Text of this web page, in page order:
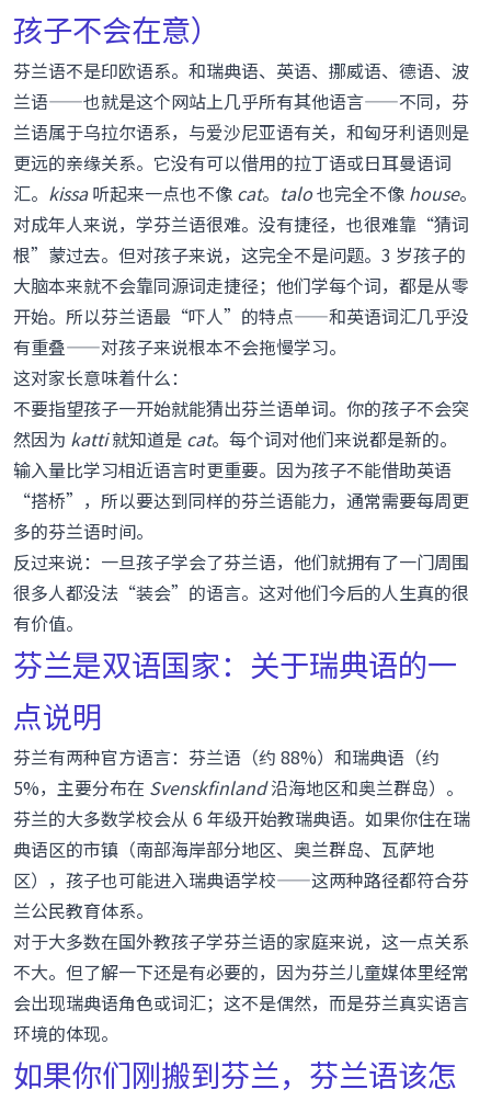
孩子不会在意）
芬兰语不是印欧语系。和瑞典语、英语、挪威语、德语、波
兰语——也就是这个网站上几乎所有其他语言——不同，芬
兰语属于乌拉尔语系，与爱沙尼亚语有关，和匈牙利语则是
更远的亲缘关系。它没有可以借用的拉丁语或日耳曼语词
汇。 kissa听起来一点也不像 cat。 talo也完全不像 house。
对成年人来说，学芬兰语很难。没有捷径，也很难靠“猜词
根”蒙过去。但对孩子来说，这完全不是问题。3 岁孩子的
大脑本来就不会靠同源词走捷径；他们学每个词，都是从零
开始。所以芬兰语最“吓人”的特点——和英语词汇几乎没
有重叠——对孩子来说根本不会拖慢学习。
这对家长意味着什么：
不要指望孩子一开始就能猜出芬兰语单词。你的孩子不会突
然因为 katti就知道是 cat。每个词对他们来说都是新的。
输入量比学习相近语言时更重要。因为孩子不能借助英语
“搭桥”，所以要达到同样的芬兰语能力，通常需要每周更
多的芬兰语时间。
反过来说：一旦孩子学会了芬兰语，他们就拥有了一门周围
很多人都没法“装会”的语言。这对他们今后的人生真的很
有价值。
芬兰是双语国家：关于瑞典语的一
点说明
芬兰有两种官方语言：芬兰语（约 88%）和瑞典语（约
5%，主要分布在 Svenskfinland沿海地区和奥兰群岛）。
芬兰的大多数学校会从 6 年级开始教瑞典语。如果你住在瑞
典语区的市镇（南部海岸部分地区、奥兰群岛、瓦萨地
区），孩子也可能进入瑞典语学校——这两种路径都符合芬
兰公民教育体系。
对于大多数在国外教孩子学芬兰语的家庭来说，这一点关系
不大。但了解一下还是有必要的，因为芬兰儿童媒体里经常
会出现瑞典语角色或词汇；这不是偶然，而是芬兰真实语言
环境的体现。
如果你们刚搬到芬兰，芬兰语该怎